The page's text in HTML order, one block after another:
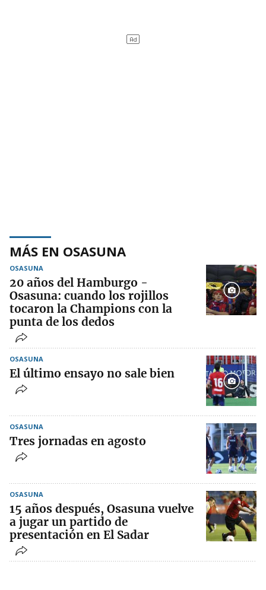
MÁS EN OSASUNA
OSASUNA
20 años del Hamburgo -
Osasuna: cuando los rojillos
tocaron la Champions con la
punta de los dedos
OSASUNA
El último ensayo no sale bien
OSASUNA
Tres jornadas en agosto
OSASUNA
15 años después, Osasuna vuelve
a jugar un partido de
presentación en El Sadar